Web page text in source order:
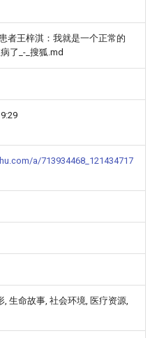
者王梓淇：我就是一个正常的
了_-_搜狐.md
a/713934468_121434717
, 生命故事, 社会环境, 医疗资源,